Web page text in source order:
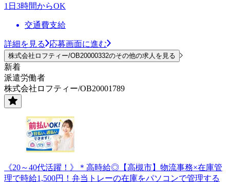
1日3時間からOK
交通費支給
詳細を見る 応募画面に進む
株式会社ロフティー/OB20000332のその他の求人を見る
新着
派遣労働者
株式会社ロフティー/OB20001789
《20～40代活躍！》＊高時給◎【高槻市】物流事務×在庫管
理で時給1,500円！弁当トレーの在庫をパソコンで管理する